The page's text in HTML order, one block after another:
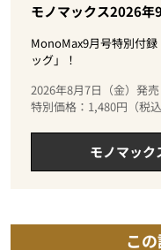
モノマックス2026年
MonoMax9月号特別付
ッグ」！
2026年8月7日（金）発売
特別価格：1,480円（税込
モノマッ
こ